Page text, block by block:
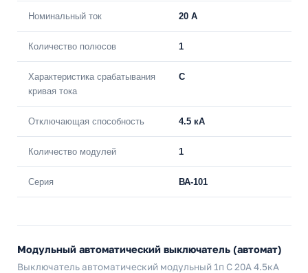
Номинальный ток 20 A
Количество полюсов 1
Характеристика срабатывания
кривая тока
C
Отключающая способность 4.5 кА
Количество модулей 1
Серия ВА-101
Модульный автоматический выключатель (автомат)
Выключатель автоматический модульный 1п C 20А 4.5кА